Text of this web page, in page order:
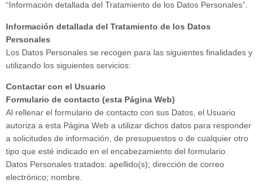
“Información detallada del Tratamiento de los Datos Personales”.
Información detallada del Tratamiento de los Datos
Personales
Los Datos Personales se recogen para las siguientes finalidades y
utilizando los siguientes servicios:
Contactar con el Usuario
Formulario de contacto (esta Página Web)
Al rellenar el formulario de contacto con sus Datos, el Usuario
autoriza a esta Página Web a utilizar dichos datos para responder
a solicitudes de información, de presupuestos o de cualquier otro
tipo que esté indicado en el encabezamiento del formulario.
Datos Personales tratados: apellido(s); dirección de correo
electrónico; nombre.